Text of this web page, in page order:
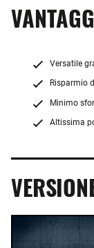
Versatile
Risparmio
Minimo
Altissima